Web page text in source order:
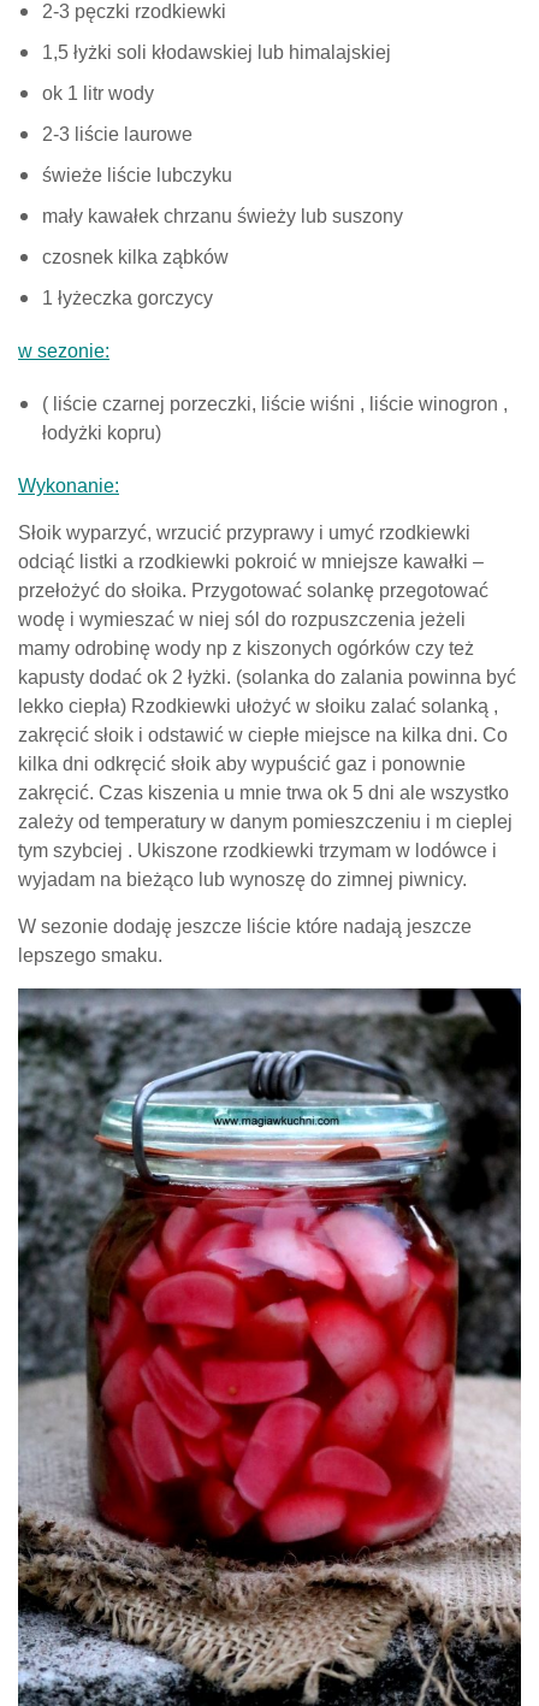
2-3 pęczki rzodkiewki
1,5 łyżki soli kłodawskiej lub himalajskiej
ok 1 litr wody
2-3 liście laurowe
świeże liście lubczyku
mały kawałek chrzanu świeży lub suszony
czosnek kilka ząbków
1 łyżeczka gorczycy
w sezonie:
( liście czarnej porzeczki, liście wiśni , liście winogron ,
łodyżki kopru)
Wykonanie:
Słoik wyparzyć, wrzucić przyprawy i umyć rzodkiewki
odciąć listki a rzodkiewki pokroić w mniejsze kawałki –
przełożyć do słoika. Przygotować solankę przegotować
wodę i wymieszać w niej sól do rozpuszczenia jeżeli
mamy odrobinę wody np z kiszonych ogórków czy też
kapusty dodać ok 2 łyżki. (solanka do zalania powinna być
lekko ciepła) Rzodkiewki ułożyć w słoiku zalać solanką ,
zakręcić słoik i odstawić w ciepłe miejsce na kilka dni. Co
kilka dni odkręcić słoik aby wypuścić gaz i ponownie
zakręcić. Czas kiszenia u mnie trwa ok 5 dni ale wszystko
zależy od temperatury w danym pomieszczeniu i m cieplej
tym szybciej . Ukiszone rzodkiewki trzymam w lodówce i
wyjadam na bieżąco lub wynoszę do zimnej piwnicy.
W sezonie dodaję jeszcze liście które nadają jeszcze
lepszego smaku.